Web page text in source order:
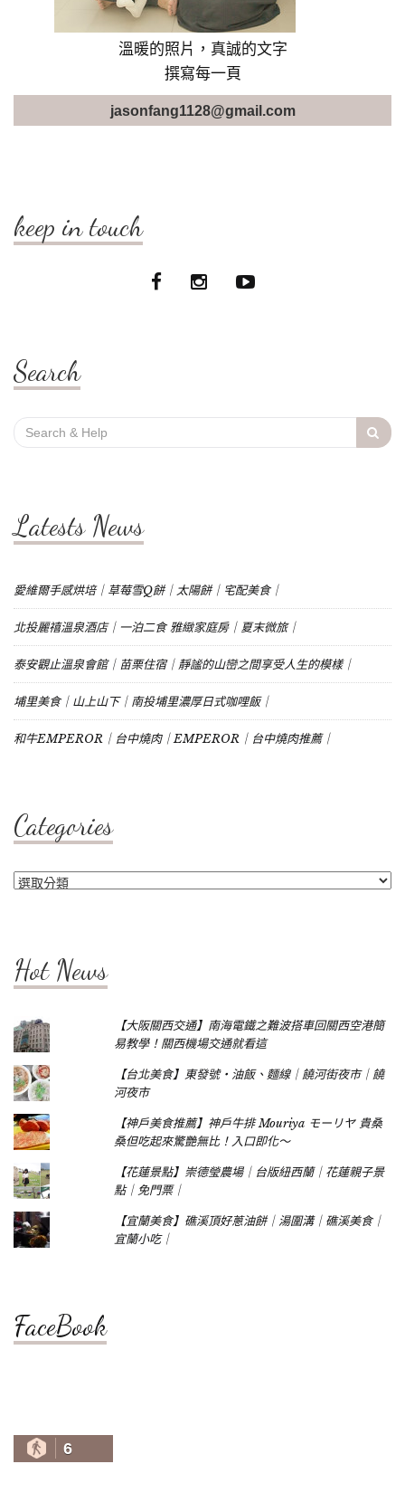
溫暖的照片，真誠的文字
撰寫每一頁
jasonfang1128@gmail.com
keep in touch
Search
Search
for:
Latests News
愛維爾手感烘培｜草莓雪Q餅｜太陽餅｜宅配美食｜
北投麗禧溫泉酒店｜一泊二食 雅緻家庭房｜夏末微旅｜
泰安觀止溫泉會館｜苗栗住宿｜靜謐的山巒之間享受人生的模樣｜
埔里美食｜山上山下｜南投埔里濃厚日式咖哩飯｜
和牛EMPEROR｜台中燒肉｜EMPEROR｜台中燒肉推薦｜
Categories
Categories
Hot News
【大阪關西交通】南海電鐵之難波搭車回關西空港簡
易教學！關西機場交通就看這
【台北美食】東發號‧油飯、麵線｜饒河街夜市｜饒
河夜市
【神戶美食推薦】神戶牛排 Mouriya モーリヤ 貴桑
桑但吃起來驚艷無比！入口即化～
【花蓮景點】崇德瑩農場｜台版紐西蘭｜花蓮親子景
點｜免門票｜
【宜蘭美食】礁溪頂好蔥油餅｜湯圍溝｜礁溪美食｜
宜蘭小吃｜
FaceBook
6